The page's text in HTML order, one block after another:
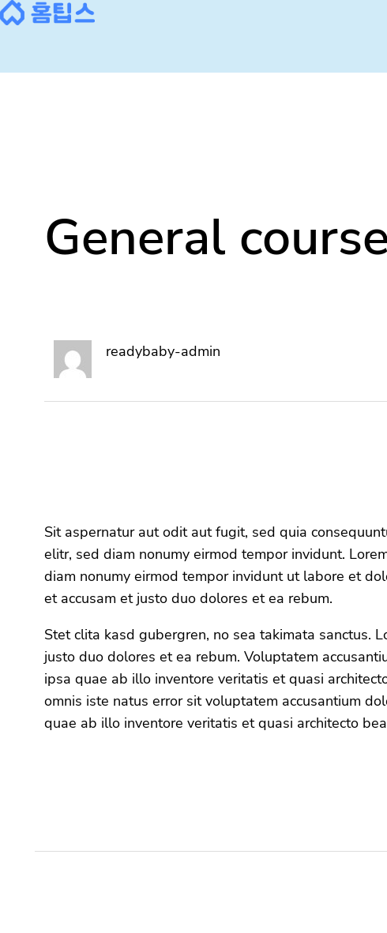
콘
로
General
readybaby-admin
Sit aspernatur aut odit aut fugit, sed quia
elitr, sed diam nonumy eirmod tempor invidunt.
diam nonumy eirmod tempor invidunt ut labore et
et accusam et justo duo dolores et ea rebum.
Stet clita kasd gubergren, no sea takimata sanctus.
justo duo dolores et ea rebum. Voluptatem
ipsa quae ab illo inventore veritatis et quasi
omnis iste natus error sit voluptatem accusantium
quae ab illo inventore veritatis et quasi architecto